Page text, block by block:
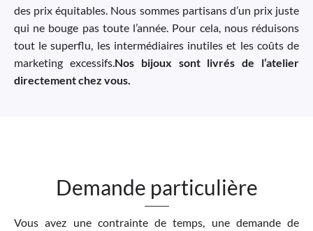
des prix équitables. Nous sommes partisans d’un prix juste
qui ne bouge pas toute l’année. Pour cela, nous réduisons
tout le superflu, les intermédiaires inutiles et les coûts de
marketing excessifs. Nos bijoux sont livrés de l’atelier
directement chez vous.
Demande particulière
Vous avez une contrainte de temps, une demande de